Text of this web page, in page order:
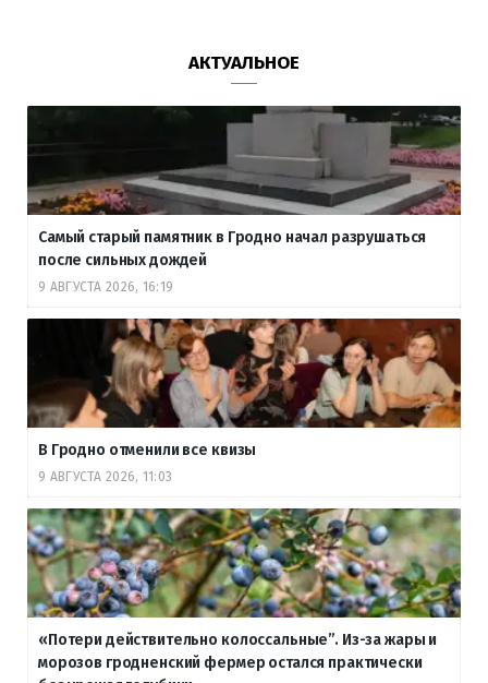
АКТУАЛЬНОЕ
Самый старый памятник в Гродно начал разрушаться
после сильных дождей
9 АВГУСТА 2026, 16:19
В Гродно отменили все квизы
9 АВГУСТА 2026, 11:03
«Потери действительно колоссальные”. Из-за жары и
морозов гродненский фермер остался практически